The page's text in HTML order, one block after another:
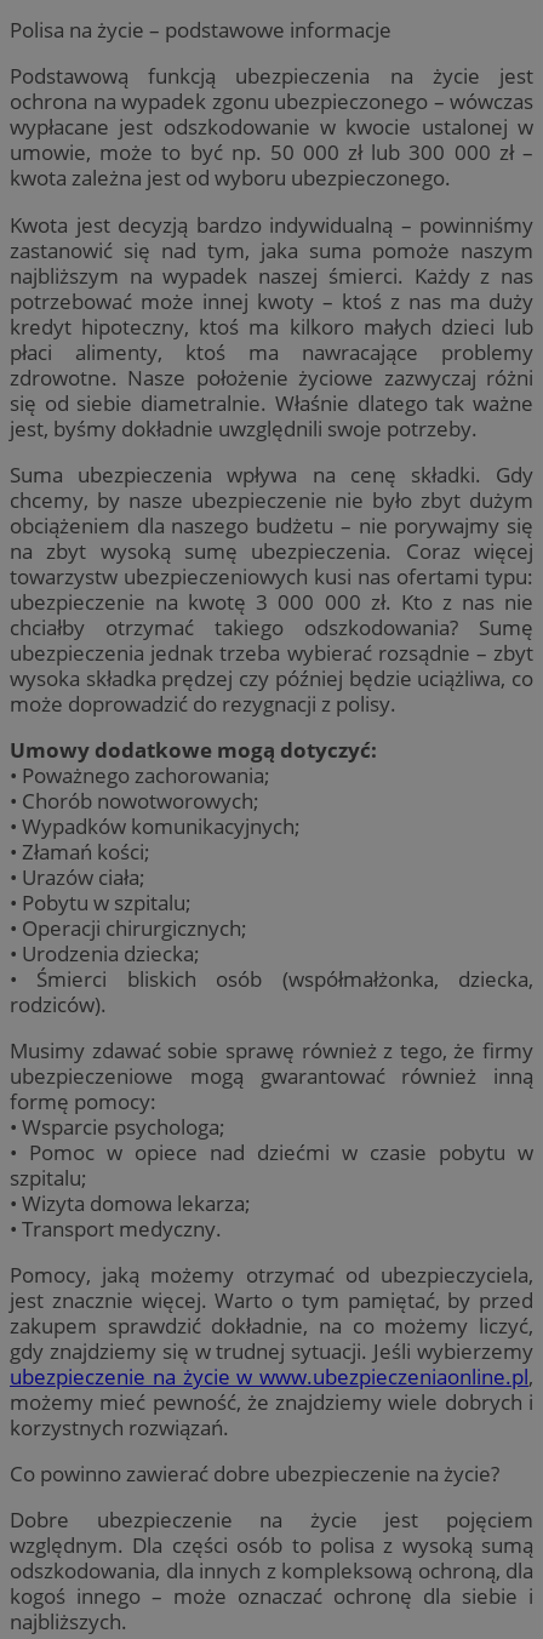
Polisa na życie – podstawowe informacje
Podstawową funkcją ubezpieczenia na życie jest
ochrona na wypadek zgonu ubezpieczonego – wówczas
wypłacane jest odszkodowanie w kwocie ustalonej w
umowie, może to być np. 50 000 zł lub 300 000 zł –
kwota zależna jest od wyboru ubezpieczonego.
Kwota jest decyzją bardzo indywidualną – powinniśmy
zastanowić się nad tym, jaka suma pomoże naszym
najbliższym na wypadek naszej śmierci. Każdy z nas
potrzebować może innej kwoty – ktoś z nas ma duży
kredyt hipoteczny, ktoś ma kilkoro małych dzieci lub
płaci alimenty, ktoś ma nawracające problemy
zdrowotne. Nasze położenie życiowe zazwyczaj różni
się od siebie diametralnie. Właśnie dlatego tak ważne
jest, byśmy dokładnie uwzględnili swoje potrzeby.
Suma ubezpieczenia wpływa na cenę składki. Gdy
chcemy, by nasze ubezpieczenie nie było zbyt dużym
obciążeniem dla naszego budżetu – nie porywajmy się
na zbyt wysoką sumę ubezpieczenia. Coraz więcej
towarzystw ubezpieczeniowych kusi nas ofertami typu:
ubezpieczenie na kwotę 3 000 000 zł. Kto z nas nie
chciałby otrzymać takiego odszkodowania? Sumę
ubezpieczenia jednak trzeba wybierać rozsądnie – zbyt
wysoka składka prędzej czy później będzie uciążliwa, co
może doprowadzić do rezygnacji z polisy.
Umowy dodatkowe mogą dotyczyć:
• Poważnego zachorowania;
• Chorób nowotworowych;
• Wypadków komunikacyjnych;
• Złamań kości;
• Urazów ciała;
• Pobytu w szpitalu;
• Operacji chirurgicznych;
• Urodzenia dziecka;
• Śmierci bliskich osób (współmałżonka, dziecka,
rodziców).
Musimy zdawać sobie sprawę również z tego, że firmy
ubezpieczeniowe mogą gwarantować również inną
formę pomocy:
• Wsparcie psychologa;
• Pomoc w opiece nad dziećmi w czasie pobytu w
szpitalu;
• Wizyta domowa lekarza;
• Transport medyczny.
Pomocy, jaką możemy otrzymać od ubezpieczyciela,
jest znacznie więcej. Warto o tym pamiętać, by przed
zakupem sprawdzić dokładnie, na co możemy liczyć,
gdy znajdziemy się w trudnej sytuacji. Jeśli wybierzemy
ubezpieczenie na życie w www.ubezpieczeniaonline.pl,
możemy mieć pewność, że znajdziemy wiele dobrych i
korzystnych rozwiązań.
Co powinno zawierać dobre ubezpieczenie na życie?
Dobre ubezpieczenie na życie jest pojęciem
względnym. Dla części osób to polisa z wysoką sumą
odszkodowania, dla innych z kompleksową ochroną, dla
kogoś innego – może oznaczać ochronę dla siebie i
najbliższych.